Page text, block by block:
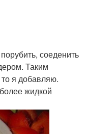
соеденить
Таким
я добавляю.
жидкой